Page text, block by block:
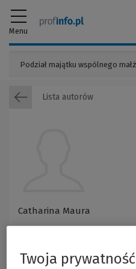
Menu
Catharina Maura
Lista autorów
Twoja prywatność